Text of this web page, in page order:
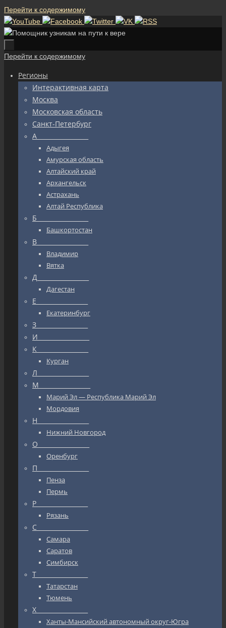
Перейти к содержимому
Перейти к содержимому
Регионы
Интерактивная карта
Москва
Московская область
Санкт-Петербург
А_________________
Адыгея
Амурская область
Алтайский край
Архангельск
Астрахань
Алтай Республика
Б_________________
Башкортостан
В_________________
Владимир
Вятка
Д_________________
Дагестан
Е_________________
Екатеринбург
З_________________
И_________________
К_________________
Курган
Л_________________
М_________________
Марий Эл — Республика Марий Эл
Мордовия
Н_________________
Нижний Новгород
О_________________
Оренбург
П_________________
Пенза
Пермь
Р_________________
Рязань
С_________________
Самара
Саратов
Симбирск
Т_________________
Татарстан
Тюмень
Х_________________
Ханты-Мансийский автономный округ-Югра